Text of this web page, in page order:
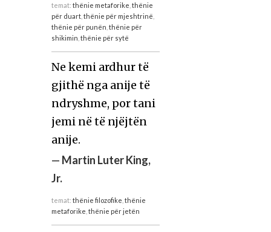
temat: thënie metaforike thënie
për duart, thënie për mjeshtrinë
thënie për punën thënie për
shikimin thënie për sytë
Ne kemi ardhur të
gjithë nga anije të
ndryshme, por tani
jemi në të njëjtën
anije.
— Martin Luter King,
Jr.
temat: thënie filozofike thënie
metaforike thënie për jetën